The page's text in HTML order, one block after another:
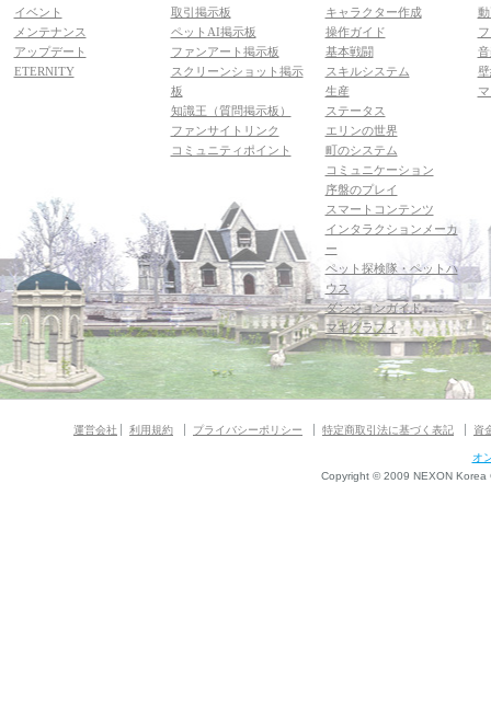
イベント
メンテナンス
アップデート
ETERNITY
取引掲示板
ペットAI掲示板
ファンアート掲示板
スクリーンショット掲示
板
知識王（質問掲示板）
ファンサイトリンク
コミュニティポイント
キャラクター作成
操作ガイド
基本戦闘
スキルシステム
生産
ステータス
エリンの世界
町のシステム
コミュニケーション
序盤のプレイ
スマートコンテンツ
インタラクションメーカ
ー
ペット探検隊・ペットハ
ウス
ダンジョンガイド
マギグラフィ
運営会社 利用規約 プライバシーポリシー 特定商取引法に基づく表記 資
オ
Copyright © 2009 NEXON Korea